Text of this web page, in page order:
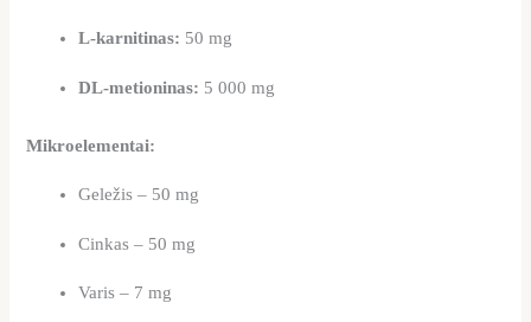
L-karnitinas: 50 mg
DL-metioninas: 5 000 mg
Mikroelementai:
Geležis – 50 mg
Cinkas – 50 mg
Varis – 7 mg